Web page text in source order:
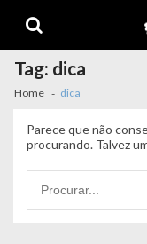
navigation
content
Tag: dica
Home dica
Parece que não
procurando. Talvez
por: